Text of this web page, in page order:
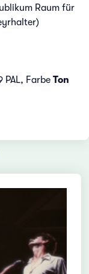
Raum für
PAL, Farbe Ton